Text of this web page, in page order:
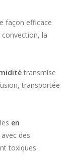
façon efficace
convection, la
transmise
transportée
en
avec des
toxiques.